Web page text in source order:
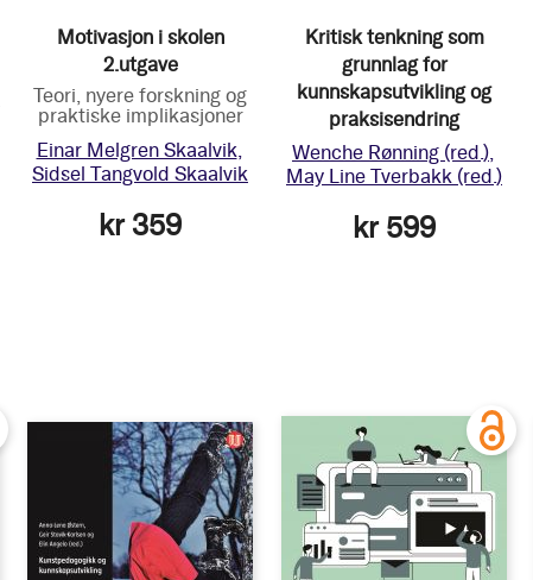
Motivasjon i skolen
2.utgave
Teori, nyere forskning og
praktiske implikasjoner
Einar Melgren Skaalvik
Sidsel Tangvold Skaalvik
kr 359
Kritisk tenkning som
grunnlag for
kunnskapsutvikling og
praksisendring
Wenche Rønning (red.)
May Line Tverbakk (red.)
kr 599